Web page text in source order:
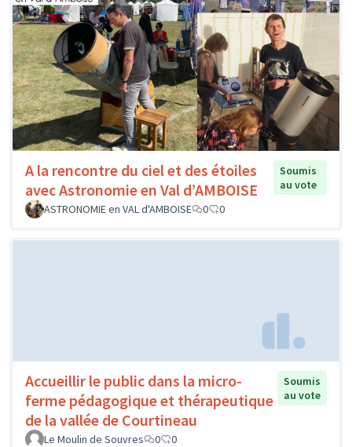
A la rencontre du ciel et des étoiles
avec Astronomie en Val d’AMBOISE
Soumis
au vote
ASTRONOMIE en VAL d'AMBOISE
0 0
Accueillir le public dans la micro-
ferme pédagogique et thérapeutique
de la vallée de Courtineau
Soumis
au vote
Le Moulin de Souvres 0 0